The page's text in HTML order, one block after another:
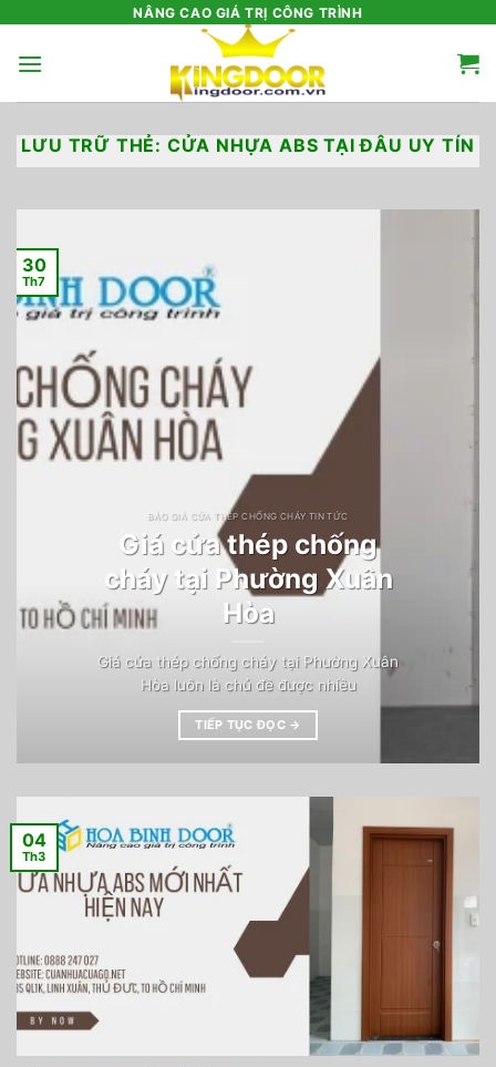
nội
NÂNG CAO GIÁ TRỊ CÔNG TRÌNH
LƯU TRỮ THẺ: CỬA NHỰA ABS TẠI ĐÂU UY TÍN
BÁO GIÁ CỬA THÉP CHỐNG CHÁY TIN TỨC
Giá cửa thép chống
cháy tại Phường Xuân
Hòa
Giá cửa thép chống cháy tại Phường Xuân
Hòa luôn là chủ đề được nhiều
TIẾP TỤC ĐỌC →
30
Th7
04
Th3